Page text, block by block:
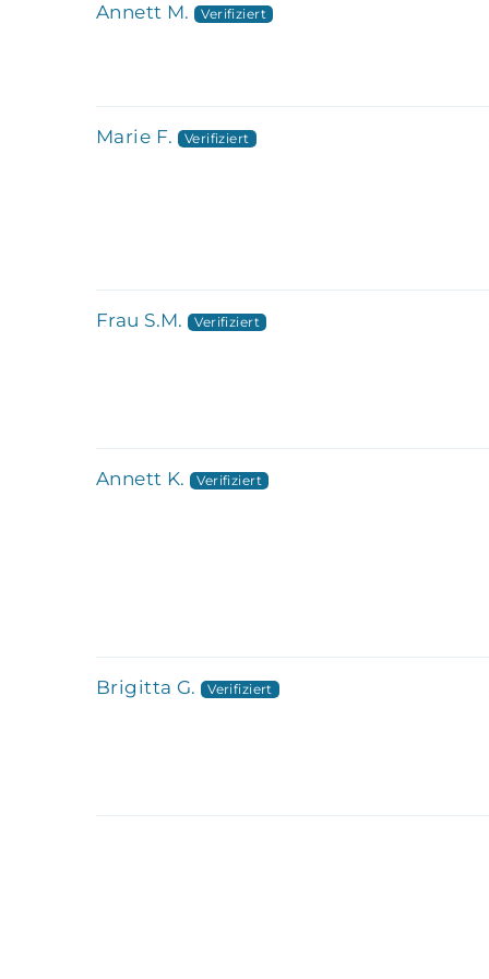
Annett M.
Marie F.
Frau S.M.
Annett K.
Brigitta G.